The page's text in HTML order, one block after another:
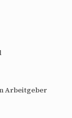
Arbeitgeber